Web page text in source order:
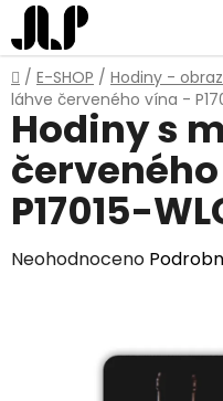
Přejít
na
obsah
Domů
/ E-SHOP / Hodiny -
láhve červeného vína -
Hodiny s
P17015-
Průměrné
Neohodnoceno